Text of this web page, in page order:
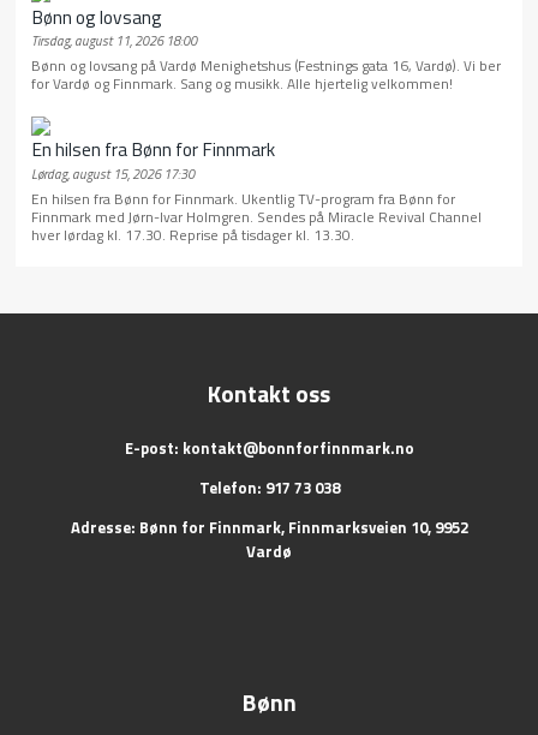
Bønn og lovsang
Tirsdag, august 11, 2026 18:00
Bønn og lovsang på Vardø Menighetshus (Festnings gata 16, Vardø). Vi ber
for Vardø og Finnmark. Sang og musikk. Alle hjertelig velkommen!
En hilsen fra Bønn for Finnmark
Lørdag, august 15, 2026 17:30
En hilsen fra Bønn for Finnmark. Ukentlig TV-program fra Bønn for
Finnmark med Jørn-Ivar Holmgren. Sendes på Miracle Revival Channel
hver lørdag kl. 17.30. Reprise på tisdager kl. 13.30.
Kontakt oss
E-post: kontakt@bonnforfinnmark.no
Telefon: 917 73 038
Adresse: Bønn for Finnmark, Finnmarksveien 10, 9952
Vardø
Bønn